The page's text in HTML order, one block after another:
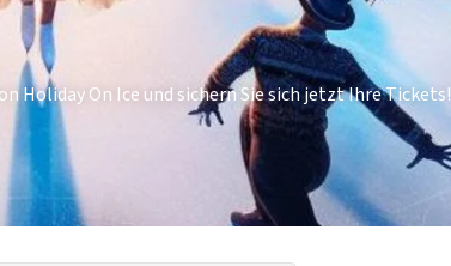
Holiday On Ice und sichern Sie sich jetzt Ihre Tickets!